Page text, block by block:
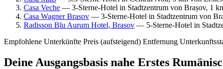
Casa Veche — 3-Sterne-Hotel in Stadtzentrum von Brașov, 1
Casa Wagner Brasov — 3-Sterne-Hotel in Stadtzentrum von
Radisson Blu Aurum Hotel, Brasov — 5-Sterne-Hotel in
Empfohlene Unterkünfte Preis (aufsteigend) Entfernung
Deine Ausgangsbasis nahe Erstes